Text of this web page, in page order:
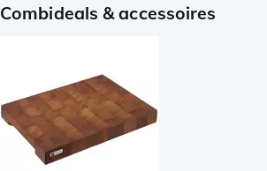
Combideals & accessoires